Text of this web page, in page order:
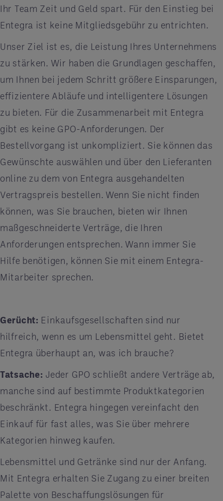
Ihr Team Zeit und Geld spart. Für den Einstieg bei
Entegra ist keine Mitgliedsgebühr zu entrichten.
Unser Ziel ist es, die Leistung Ihres Unternehmens
zu stärken. Wir haben die Grundlagen geschaffen,
um Ihnen bei jedem Schritt größere Einsparungen,
effizientere Abläufe und intelligentere Lösungen
zu bieten. Für die Zusammenarbeit mit Entegra
gibt es keine GPO-Anforderungen. Der
Bestellvorgang ist unkompliziert. Sie können das
Gewünschte auswählen und über den Lieferanten
online zu dem von Entegra ausgehandelten
Vertragspreis bestellen. Wenn Sie nicht finden
können, was Sie brauchen, bieten wir Ihnen
maßgeschneiderte Verträge, die Ihren
Anforderungen entsprechen. Wann immer Sie
Hilfe benötigen, können Sie mit einem Entegra-
Mitarbeiter sprechen.
Gerücht: Einkaufsgesellschaften sind nur
hilfreich, wenn es um Lebensmittel geht. Bietet
Entegra überhaupt an, was ich brauche?
Tatsache: Jeder GPO schließt andere Verträge ab,
manche sind auf bestimmte Produktkategorien
beschränkt. Entegra hingegen vereinfacht den
Einkauf für fast alles, was Sie über mehrere
Kategorien hinweg kaufen.
Lebensmittel und Getränke sind nur der Anfang.
Mit Entegra erhalten Sie Zugang zu einer breiten
Palette von Beschaffungslösungen für